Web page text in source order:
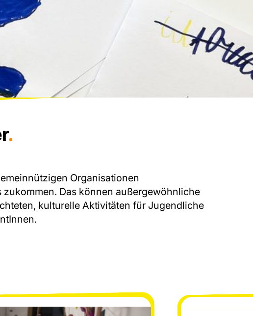
.
Organisationen
Das können außergewöhnliche
kulturelle Aktivitäten für Jugendliche